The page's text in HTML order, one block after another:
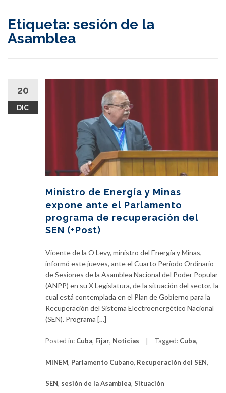
Etiqueta: sesión de la
Asamblea
20
DIC
Ministro de Energía y Minas
expone ante el Parlamento
programa de recuperación del
SEN (+Post)
Vicente de la O Levy, ministro del Energía y Minas,
informó este jueves, ante el Cuarto Período Ordinario
de Sesiones de la Asamblea Nacional del Poder Popular
(ANPP) en su X Legislatura, de la situación del sector, la
cual está contemplada en el Plan de Gobierno para la
Recuperación del Sistema Electroenergético Nacional
(SEN). Programa […]
Posted in: Cuba, Fijar, Noticias Tagged: Cuba,
MINEM, Parlamento Cubano, Recuperación del SEN,
SEN, sesión de la Asamblea, Situación